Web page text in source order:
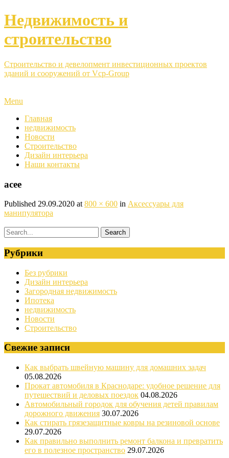
Недвижимость и
строительство
Строительство и девелопмент инвестиционных проектов
зданий и сооружений от Vcp-Group
Menu
Главная
недвижимость
Новости
Строительство
Дизайн интерьера
Наши контакты
acee
Published 29.09.2020 at 800 × 600 in Аксессуары для
манипулятора
Рубрики
Без рубрики
Дизайн интерьера
Загородная недвижимость
Ипотека
недвижимость
Новости
Строительство
Свежие записи
Как выбрать швейную машину для домашних задач
05.08.2026
Прокат автомобиля в Краснодаре: удобное решение для
путешествий и деловых поездок 04.08.2026
Автомобильный городок для обучения детей правилам
дорожного движения 30.07.2026
Как стирать грязезащитные ковры на резиновой основе
29.07.2026
Как правильно выполнить ремонт балкона и превратить
его в полезное пространство 29.07.2026